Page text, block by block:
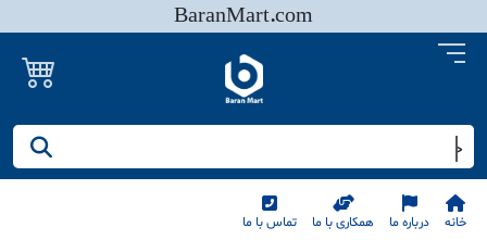
BaranMart.com
جستجو کنید/ همه چیز در باران مارت
خانه درباره ما همکاری با ما تماس با ما